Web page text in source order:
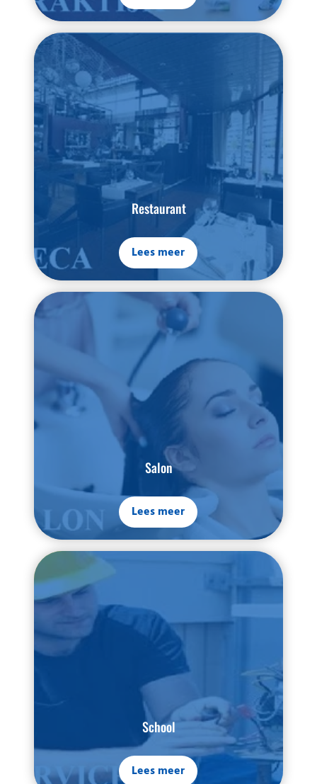
Restaurant
Lees meer
Salon
Lees meer
School
Lees meer